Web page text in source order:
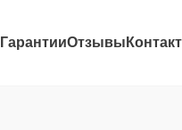
ГарантииОтзывы